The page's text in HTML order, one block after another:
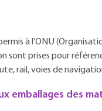
à l’ONU
sont prises pour
rail, voies de
emballages des